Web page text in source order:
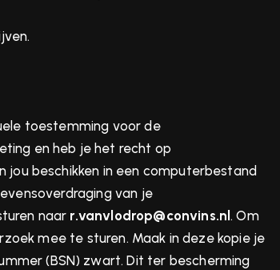
toestemming voor de
en heb je het recht op
beschikken in een computerbestand
van je
naar r.vanvlodrop@convins.nl. Om
mee te sturen. Maak in deze kopie je
(BSN) zwart. Dit ter bescherming